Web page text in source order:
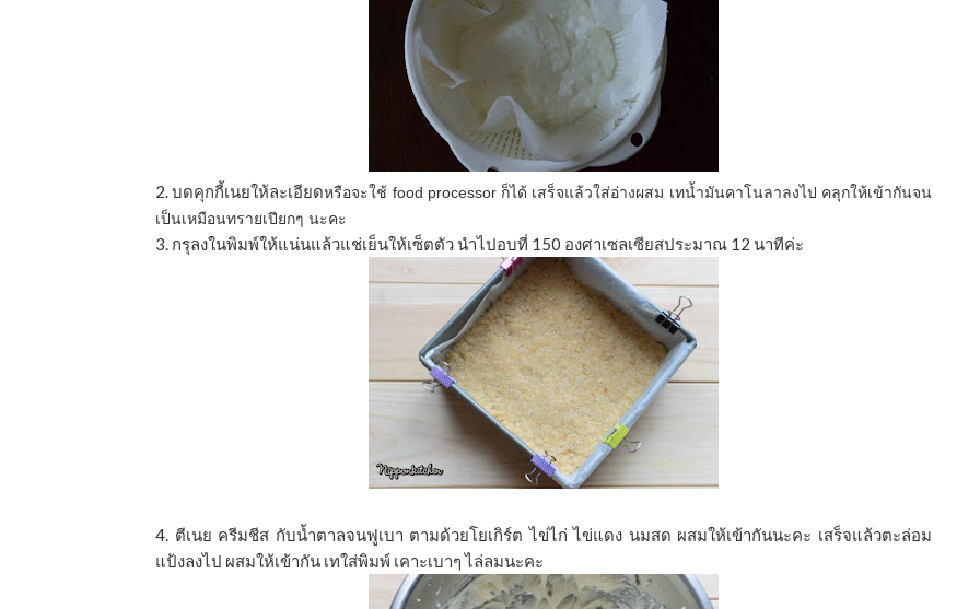
2. บดคุกกี้เนยให้ละเอียดหรือจะใช้ food processor ก็ได้ เสร็จแล้วใส่อ่างผสม เทนํ้ามันคาโนลาลงไป คลุกให้เข้ากันจน
เป็นเหมือนทรายเปียกๆ นะคะ
3. กรุลงในพิมพ์ให้แน่นแล้วแช่เย็นให้เซ็ตตัว นำไปอบที่ 150 องศาเซลเซียสประมาณ 12 นาทีค่ะ
4. ตีเนย ครีมชีส กับนํ้าตาลจนฟูเบา ตามด้วยโยเกิร์ต ไข่ไก่ ไข่แดง นมสด ผสมให้เข้ากันนะคะ เสร็จแล้วตะล่อม
แป้งลงไป ผสมให้เข้ากัน เทใส่พิมพ์ เคาะเบาๆ ไล่ลมนะคะ